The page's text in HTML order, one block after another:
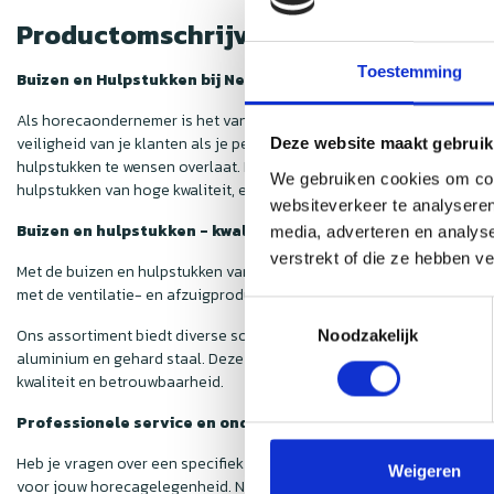
Toestemming
Deze website maakt
We gebruiken cookies om
websiteverkeer te
media, adverteren en
verstrekt of die ze hebben
Noodzakelijk
Weigeren
Productomschrijving
Buizen en Hulpstukken bij Nedfan
Als horecaondernemer is het van groot belang om de
veiligheid van je klanten als je personeel essentieel is. Hoewel de
hulpstukken te wensen overlaat. Deze onderdelen zijn echter van
hulpstukken van hoge kwaliteit, en dat ook nog eens voor een
Buizen en hulpstukken - kwaliteit voor een scherpe prijs
Met de buizen en hulpstukken van
Nedfanweet je zeker dat jouw
met de ventilatie- en afzuigproducten die je in onze webshop
Ons assortiment biedt diverse soorten hulpstukken, zodat iedere
aluminium en gehard staal. Deze materialen zijn niet alleen
kwaliteit en betrouwbaarheid.
Professionele service en ondersteuning
Heb je vragen over een specifiek product of ben je niet zeker van
voor jouw horecagelegenheid. Neem gerust contact op met onze